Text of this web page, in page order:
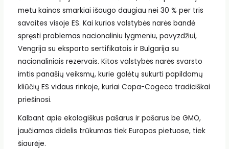
metu kainos smarkiai išaugo daugiau nei 30 % per tris
savaites visoje ES. Kai kurios valstybės narės bandė
spręsti problemas nacionaliniu lygmeniu, pavyzdžiui,
Vengrija su eksporto sertifikatais ir Bulgarija su
nacionaliniais rezervais. Kitos valstybės narės svarsto
imtis panašių veiksmų, kurie galėtų sukurti papildomų
kliūčių ES vidaus rinkoje, kuriai Copa-Cogeca tradiciškai
priešinosi.
Kalbant apie ekologiškus pašarus ir pašarus be GMO,
jaučiamas didelis trūkumas tiek Europos pietuose, tiek
šiaurėje.